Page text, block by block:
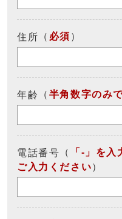
住所 （ 必須 ）
年齢 （ 半角数字のみ
電話番号 （
「-」を
ご入力ください）